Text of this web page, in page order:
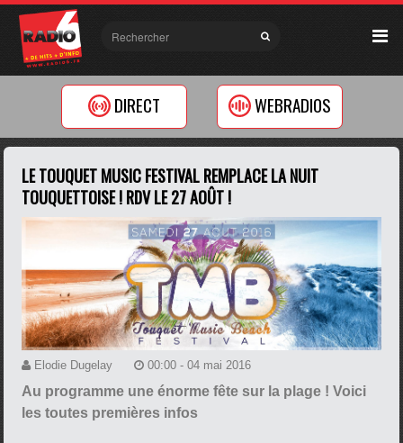
DIRECT WEBRADIOS
LE TOUQUET MUSIC FESTIVAL REMPLACE LA NUIT
TOUQUETTOISE ! RDV LE 27 AOÛT !
Elodie Dugelay 00:00 - 04 mai 2016
Au programme une énorme fête sur la plage ! Voici
les toutes premières infos